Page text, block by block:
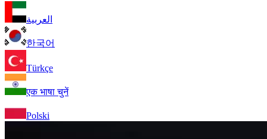
العربية
한국어
Türkçe
एक भाषा चुनें
Polski